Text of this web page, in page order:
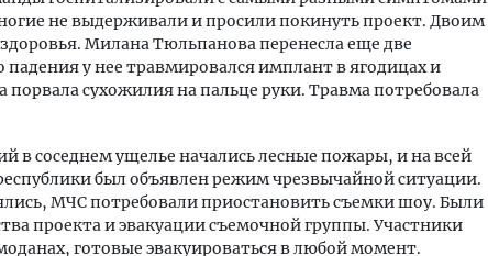
не выдерживали и просили покинуть проект. Двоим
Милана Тюльпанова перенесла еще две
падения у нее травмировался имплант в ягодицах и
сухожилия на пальце руки. Травма потребовала
в соседнем ущелье начались лесные пожары, и на всей
был объявлен режим чрезвычайной ситуации.
МЧС потребовали приостановить съемки шоу. Были
проекта и эвакуации съемочной группы. Участники
готовые эвакуироваться в любой момент.